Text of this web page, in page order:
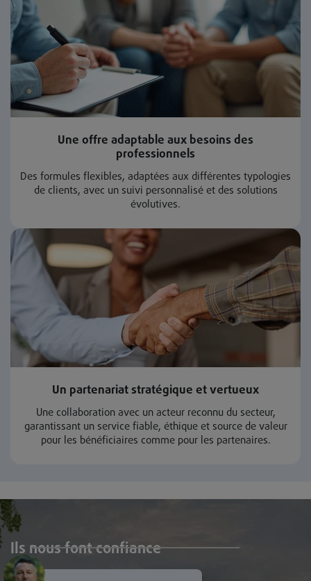
Une offre adaptable aux besoins des
professionnels
Des formules flexibles, adaptées aux différentes typologies
de clients, avec un suivi personnalisé et des solutions
évolutives.
Un partenariat stratégique et vertueux
Une collaboration avec un acteur reconnu du secteur,
garantissant un service fiable, éthique et source de valeur
pour les bénéficiaires comme pour les partenaires.
Ils nous font confiance